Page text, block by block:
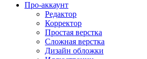
Про-аккаунт
Редактор
Корректор
Простая верстка
Сложная верстка
Дизайн обложки